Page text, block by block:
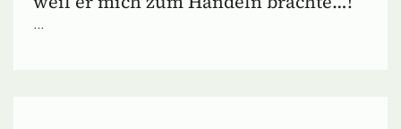
...